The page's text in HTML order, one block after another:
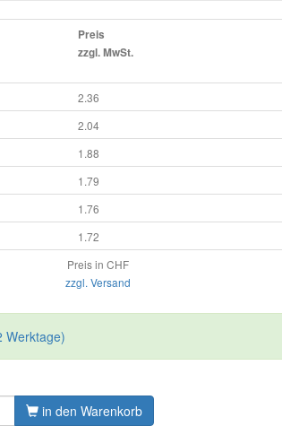
Preis
zzgl. MwSt.
2.36
2.04
1.88
1.79
1.76
1.72
Preis in CHF
zzgl. Versand
Werktage)
in den Warenkorb